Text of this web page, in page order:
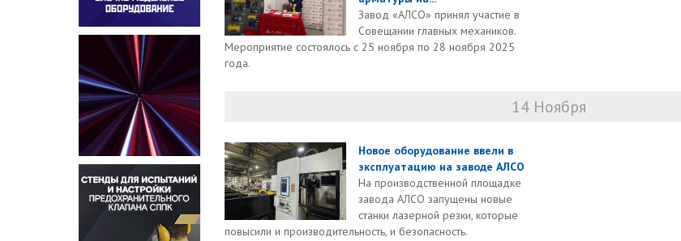
Завод «АЛСО» принял участие в
Совещании главных механиков.
Мероприятие состоялось с 25 ноября по 28 ноября 2025
года.
14 Ноября
Новое оборудование ввели в
эксплуатацию на заводе АЛСО
На производственной площадке
завода АЛСО запущены новые
станки лазерной резки, которые
повысили и производительность, и безопасность.